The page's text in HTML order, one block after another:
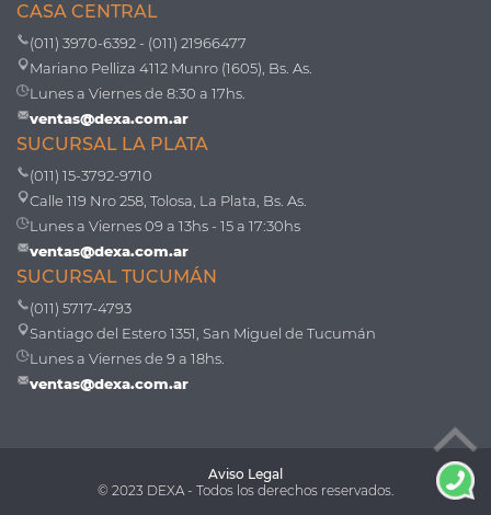
CASA CENTRAL
(011) 3970-6392 - (011) 21966477
Mariano Pelliza 4112 Munro (1605), Bs. As.
Lunes a Viernes de 8:30 a 17hs.
ventas@dexa.com.ar
SUCURSAL LA PLATA
(011) 15-3792-9710
Calle 119 Nro 258, Tolosa, La Plata, Bs. As.
Lunes a Viernes 09 a 13hs - 15 a 17:30hs
ventas@dexa.com.ar
SUCURSAL TUCUMÁN
(011) 5717-4793
Santiago del Estero 1351, San Miguel de Tucumán
Lunes a Viernes de 9 a 18hs.
ventas@dexa.com.ar
Aviso Legal
© 2023 DEXA - Todos los derechos reservados.